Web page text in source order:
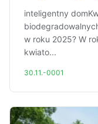
inteligentny
w roku 2025? W
kwiato...
30.11.-0001